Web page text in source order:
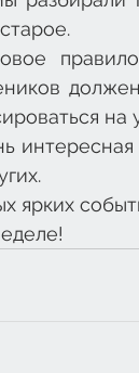
на
ярких